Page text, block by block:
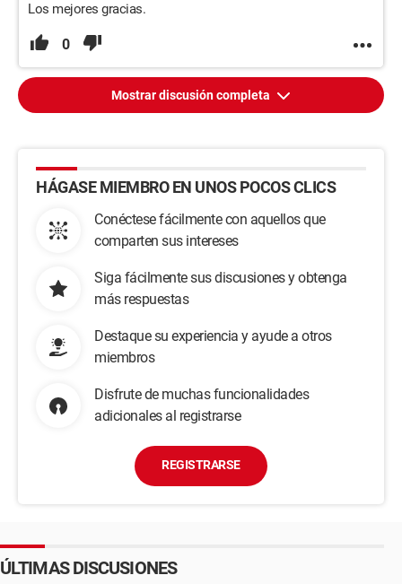
Los mejores gracias.
0
Mostrar discusión completa
HÁGASE MIEMBRO EN UNOS POCOS CLICS
Conéctese fácilmente con aquellos que
comparten sus intereses
Siga fácilmente sus discusiones y obtenga
más respuestas
Destaque su experiencia y ayude a otros
miembros
Disfrute de muchas funcionalidades
adicionales al registrarse
REGISTRARSE
ÚLTIMAS DISCUSIONES